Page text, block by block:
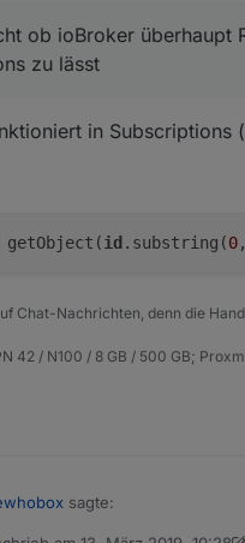
dann mit dem Selector
States holen. Wie von
Das wäreoft bestimmt
wenn man sich alle Battery
entfernen.
es dann in zwei
und getObjectFromID
ob ioBroker überhaupt
zu lässt
in Subscriptions
getObject(id .substring(0
Chat-Nachrichten, denn die
42 / N100 / 8 GB / 500 GB;
sagte: